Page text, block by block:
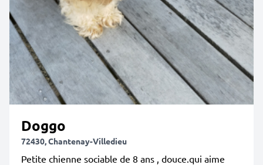
Doggo
72430, Chantenay-Villedieu
Petite chienne sociable de 8 ans , douce.qui aime